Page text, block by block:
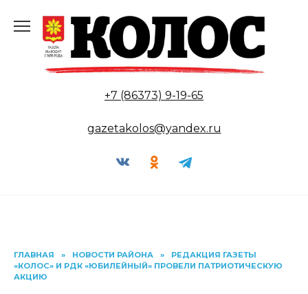
содержанию
+7 (86373) 9-19-65
gazetakolos@yandex.ru
ГЛАВНАЯ » НОВОСТИ РАЙОНА »
РЕДАКЦИЯ ГАЗЕТЫ
«КОЛОС» И РДК «ЮБИЛЕЙНЫЙ» ПРОВЕЛИ ПАТРИОТИЧЕСКУЮ
АКЦИЮ